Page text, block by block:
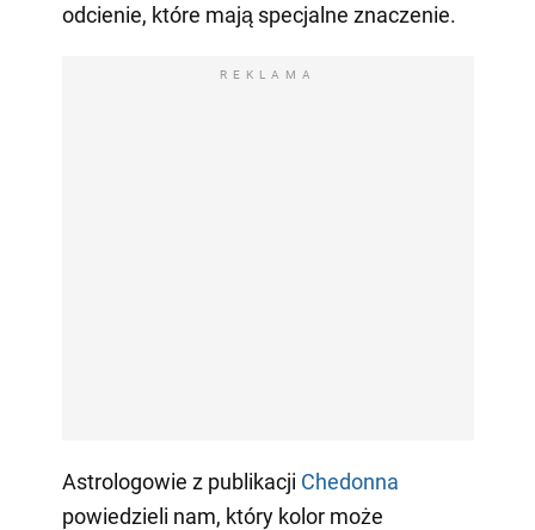
odcienie, które mają specjalne znaczenie.
REKLAMA
Astrologowie z publikacji Сhedonna
powiedzieli nam, który kolor może